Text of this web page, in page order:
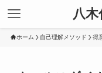
八
ホーム 自己理解メソッド 得